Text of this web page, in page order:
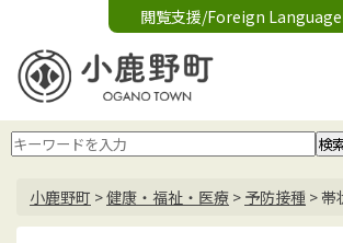
閲覧支援/Foreign Language
音声読み上げ
背景色変更
小鹿野町 >健康・福祉・医療 > 予防接種 >帯